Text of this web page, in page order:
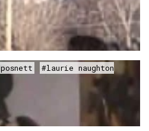
#laurie naughton